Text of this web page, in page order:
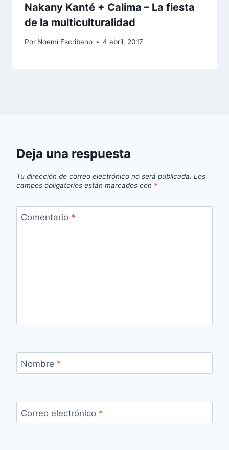
Nakany Kanté + Calima – La fiesta
de la multiculturalidad
Por Noemí Escribano 4 abril, 2017
Deja una respuesta
Tu dirección de correo electrónico no será publicada. Los
campos obligatorios están marcados con *
Comentario *
Nombre *
Correo electrónico *